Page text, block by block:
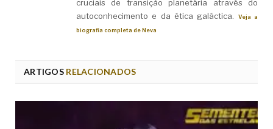
cruciais de transição planetária através do
autoconhecimento e da ética galáctica.
Veja a
biografia completa de Neva
ARTIGOSRELACIONADOS